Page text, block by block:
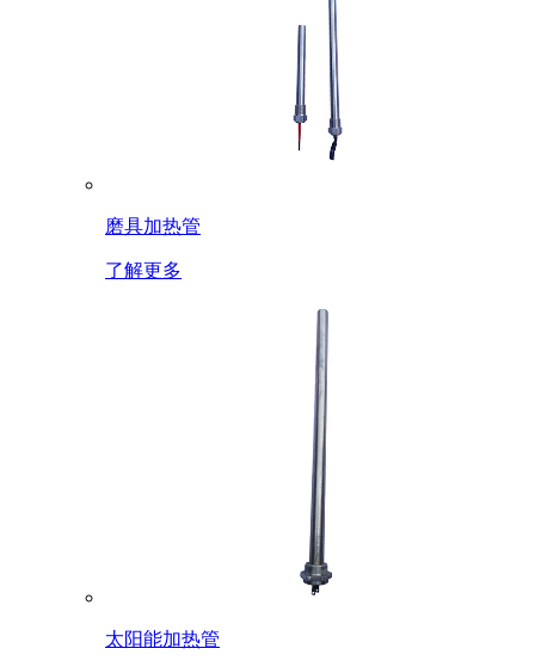
磨具加热管
了解更多
太阳能加热管